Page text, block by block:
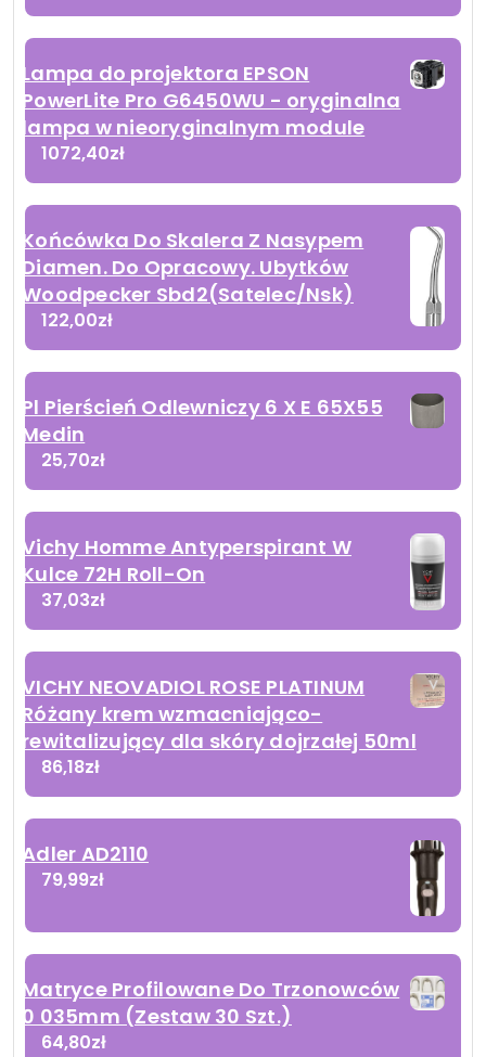
Lampa do projektora EPSON
PowerLite Pro G6450WU - oryginalna
lampa w nieoryginalnym module
1072,40zł
Końcówka Do Skalera Z Nasypem
Diamen. Do Opracowy. Ubytków
Woodpecker Sbd2(Satelec/Nsk)
122,00zł
Pl Pierścień Odlewniczy 6 X E 65X55
Medin
25,70zł
Vichy Homme Antyperspirant W
Kulce 72H Roll-On
37,03zł
VICHY NEOVADIOL ROSE PLATINUM
Różany krem wzmacniająco-
rewitalizujący dla skóry dojrzałej 50ml
86,18zł
Adler AD2110
79,99zł
Matryce Profilowane Do Trzonowców
0 035mm (Zestaw 30 Szt.)
64,80zł